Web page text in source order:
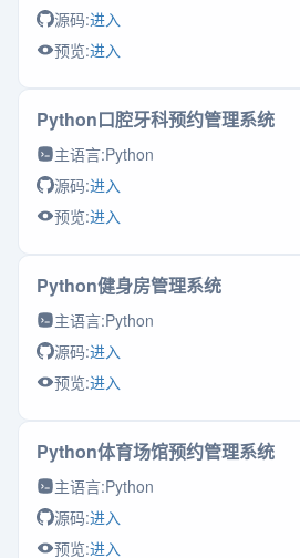
源码:进入
预览:进入
Python口腔牙科预约管理系统
主语言:Python
源码:进入
预览:进入
Python健身房管理系统
主语言:Python
源码:进入
预览:进入
Python体育场馆预约管理系统
主语言:Python
源码:进入
预览:进入